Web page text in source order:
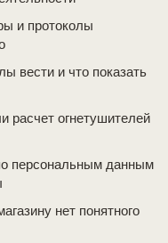
и протоколы
вести и что показать
расчет огнетушителей
персональным данным
нет понятного